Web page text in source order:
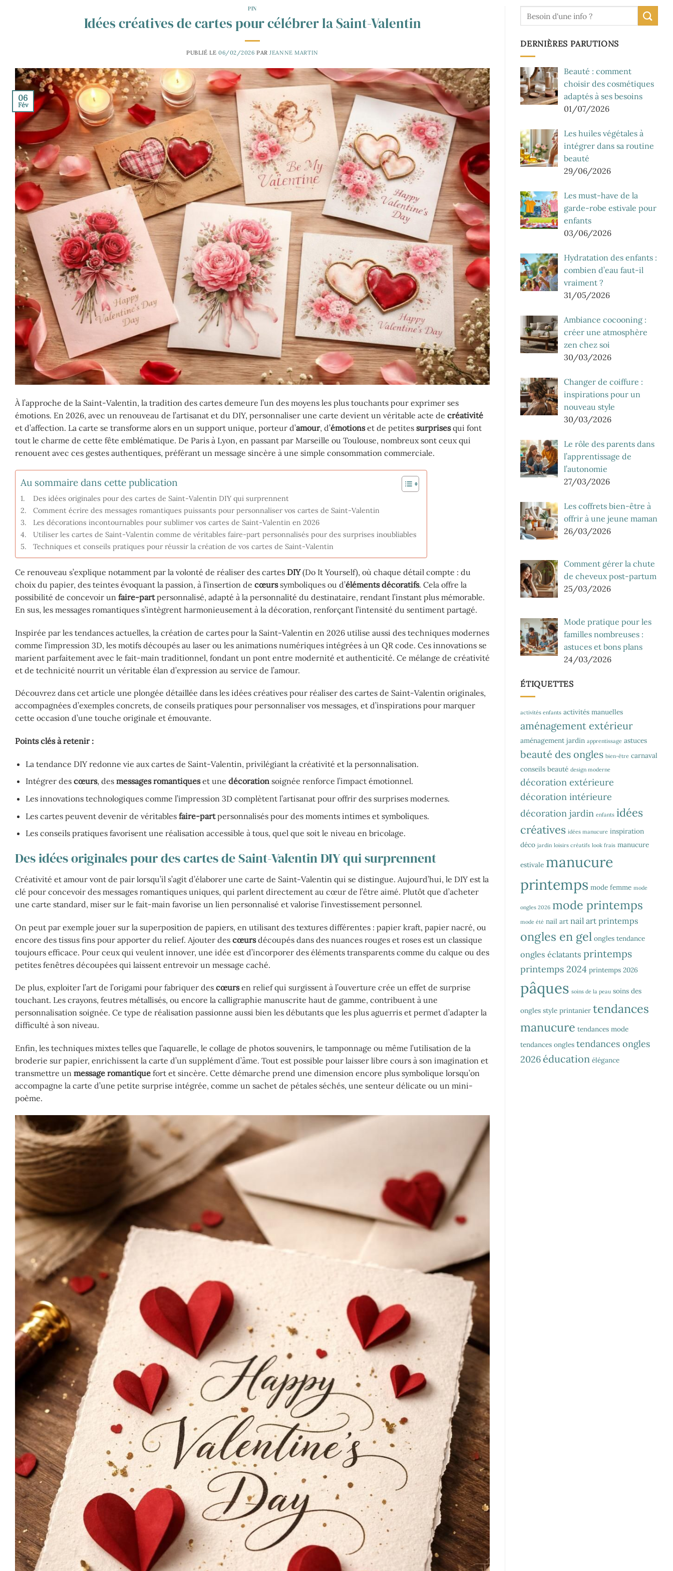
PIN
Idées créatives de cartes pour célébrer la Saint-Valentin
PUBLIÉ LE 06/02/2026 PAR JEANNE MARTIN
06
Fév
À l’approche de la Saint-Valentin, la tradition des cartes demeure l’un des moyens les plus touchants pour exprimer ses
émotions. En 2026, avec un renouveau de l’artisanat et du DIY, personnaliser une carte devient un véritable acte de créativité
et d’affection. La carte se transforme alors en un support unique, porteur d’amour, d’émotionset de petites surprisesqui font
tout le charme de cette fête emblématique. De Paris à Lyon, en passant par Marseille ou Toulouse, nombreux sont ceux qui
renouent avec ces gestes authentiques, préférant un message sincère à une simple consommation commerciale.
Au sommaire dans cette publication
Des idées originales pour des cartes de Saint-Valentin DIY qui surprennent
Comment écrire des messages romantiques puissants pour personnaliser vos cartes de Saint-Valentin
Les décorations incontournables pour sublimer vos cartes de Saint-Valentin en 2026
Utiliser les cartes de Saint-Valentin comme de véritables faire-part personnalisés pour des surprises inoubliables
Techniques et conseils pratiques pour réussir la création de vos cartes de Saint-Valentin
Ce renouveau s’explique notamment par la volonté de réaliser des cartes DIY(Do It Yourself), où chaque détail compte : du
choix du papier, des teintes évoquant la passion, à l’insertion de cœurssymboliques ou d’éléments décoratifs. Cela offre la
possibilité de concevoir un faire-partpersonnalisé, adapté à la personnalité du destinataire, rendant l’instant plus mémorable.
En sus, les messages romantiques s’intègrent harmonieusement à la décoration, renforçant l’intensité du sentiment partagé.
Inspirée par les tendances actuelles, la création de cartes pour la Saint-Valentin en 2026 utilise aussi des techniques modernes
comme l’impression 3D, les motifs découpés au laser ou les animations numériques intégrées à un QR code. Ces innovations se
marient parfaitement avec le fait-main traditionnel, fondant un pont entre modernité et authenticité. Ce mélange de créativité
et de technicité nourrit un véritable élan d’expression au service de l’amour.
Découvrez dans cet article une plongée détaillée dans les idées créatives pour réaliser des cartes de Saint-Valentin originales,
accompagnées d’exemples concrets, de conseils pratiques pour personnaliser vos messages, et d’inspirations pour marquer
cette occasion d’une touche originale et émouvante.
Points clés à retenir :
La tendance DIY redonne vie aux cartes de Saint-Valentin, privilégiant la créativité et la personnalisation.
Intégrer des cœurs, des messages romantiqueset une décorationsoignée renforce l’impact émotionnel.
Les innovations technologiques comme l’impression 3D complètent l’artisanat pour offrir des surprises modernes.
Les cartes peuvent devenir de véritables faire-partpersonnalisés pour des moments intimes et symboliques.
Les conseils pratiques favorisent une réalisation accessible à tous, quel que soit le niveau en bricolage.
Des idées originales pour des cartes de Saint-Valentin DIY qui surprennent
Créativité et amour vont de pair lorsqu’il s’agit d’élaborer une carte de Saint-Valentin qui se distingue. Aujourd’hui, le DIY est la
clé pour concevoir des messages romantiques uniques, qui parlent directement au cœur de l’être aimé. Plutôt que d’acheter
une carte standard, miser sur le fait-main favorise un lien personnalisé et valorise l’investissement personnel.
On peut par exemple jouer sur la superposition de papiers, en utilisant des textures différentes : papier kraft, papier nacré, ou
encore des tissus fins pour apporter du relief. Ajouter des cœursdécoupés dans des nuances rouges et roses est un classique
toujours efficace. Pour ceux qui veulent innover, une idée est d’incorporer des éléments transparents comme du calque ou des
petites fenêtres découpées qui laissent entrevoir un message caché.
De plus, exploiter l’art de l’origami pour fabriquer des cœursen relief qui surgissent à l’ouverture crée un effet de surprise
touchant. Les crayons, feutres métallisés, ou encore la calligraphie manuscrite haut de gamme, contribuent à une
personnalisation soignée. Ce type de réalisation passionne aussi bien les débutants que les plus aguerris et permet d’adapter la
difficulté à son niveau.
Enfin, les techniques mixtes telles que l’aquarelle, le collage de photos souvenirs, le tamponnage ou même l’utilisation de la
broderie sur papier, enrichissent la carte d’un supplément d’âme. Tout est possible pour laisser libre cours à son imagination et
transmettre un message romantique fort et sincère. Cette démarche prend une dimension encore plus symbolique lorsqu’on
accompagne la carte d’une petite surprise intégrée, comme un sachet de pétales séchés, une senteur délicate ou un mini-
poème.
DERNIÈRES PARUTIONS
Beauté : comment
choisir des cosmétiques
adaptés à ses besoins
01/07/2026
Les huiles végétales à
intégrer dans sa routine
beauté
29/06/2026
Les must-have de la
garde-robe estivale pour
enfants
03/06/2026
Hydratation des enfants :
combien d’eau faut-il
vraiment ?
31/05/2026
Ambiance cocooning :
créer une atmosphère
zen chez soi
30/03/2026
Changer de coiffure :
inspirations pour un
nouveau style
30/03/2026
Le rôle des parents dans
l’apprentissage de
l’autonomie
27/03/2026
Les coffrets bien-être à
offrir à une jeune maman
26/03/2026
Comment gérer la chute
de cheveux post-partum
25/03/2026
Mode pratique pour les
familles nombreuses :
astuces et bons plans
24/03/2026
ÉTIQUETTES
activités enfants activités manuelles
aménagement extérieur
aménagement jardin apprentissage astuces
beauté des ongles bien-être carnaval
conseils beauté design moderne
décoration extérieure
décoration intérieure
décoration jardin enfants idées
créatives idées manucure inspiration
déco jardin loisirs créatifs look frais manucure
estivale manucure
printemps mode femme mode
ongles 2026 mode printemps
mode été nail art nail art printemps
ongles en gel ongles tendance
ongles éclatants printemps
printemps 2024 printemps 2026
pâques soins de la peau soins des
ongles style printanier tendances
manucure tendances mode
tendances ongles tendances ongles
2026 éducation élégance